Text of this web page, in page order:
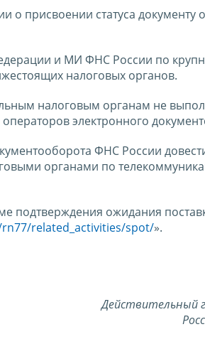
о присвоении статуса документу
и МИ ФНС России по
налоговых органов.
налоговым органам не
электронного
ФНС России
органами по
подтверждения ожидания
related_activities/spot/».
Действительный